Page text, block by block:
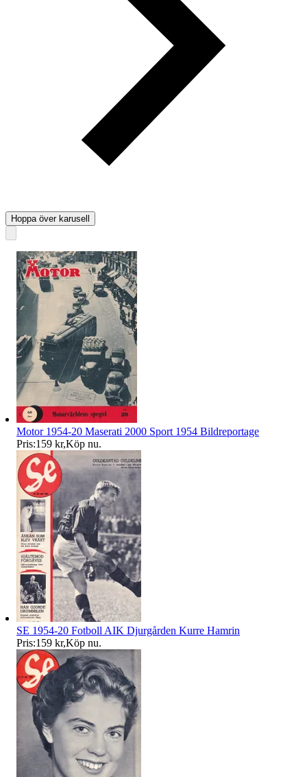
Hoppa över karusell
Motor 1954-20 Maserati 2000 Sport 1954 Bildreportage
Pris:159 kr,Köp nu.
SE 1954-20 Fotboll AIK Djurgården Kurre Hamrin
Pris:159 kr,Köp nu.